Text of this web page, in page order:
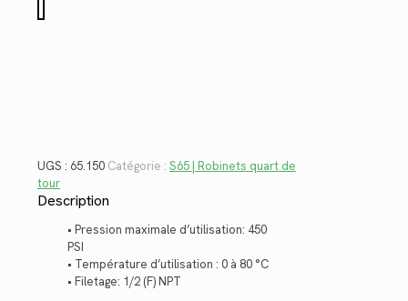
de
UGS : 65.150 Catégorie : S65 | Robinets quart de
tour
Description
• Pression maximale d’utilisation: 450
PSI
• Température d’utilisation : 0 à 80 °C
• Filetage: 1/2 (F) NPT